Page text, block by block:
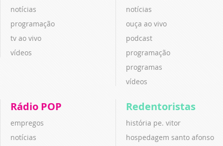
notícias
programação
tv ao vivo
vídeos
notícias
ouça ao vivo
podcast
programação
programas
vídeos
Rádio POP
empregos
notícias
Redentoristas
história pe. vitor
hospedagem santo afonso